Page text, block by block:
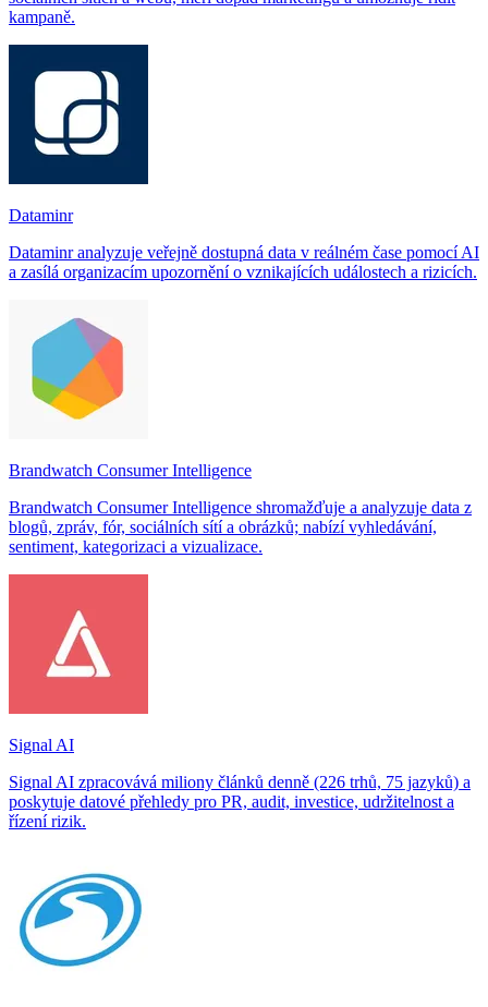
kampaně.
Dataminr
Dataminr analyzuje veřejně dostupná data v reálném čase pomocí AI
a zasílá organizacím upozornění o vznikajících událostech a rizicích.
Brandwatch Consumer Intelligence
Brandwatch Consumer Intelligence shromažďuje a analyzuje data z
blogů, zpráv, fór, sociálních sítí a obrázků; nabízí vyhledávání,
sentiment, kategorizaci a vizualizace.
Signal AI
Signal AI zpracovává miliony článků denně (226 trhů, 75 jazyků) a
poskytuje datové přehledy pro PR, audit, investice, udržitelnost a
řízení rizik.